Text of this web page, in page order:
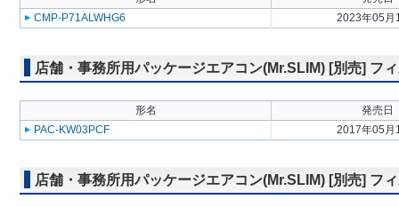
CMP-P71ALWHG6
2023年05月
店舗・事務所用パッケージエアコン(Mr.SLIM) [別売] フ
形名
発売日
PAC-KW03PCF
2017年05月
店舗・事務所用パッケージエアコン(Mr.SLIM) [別売] フ